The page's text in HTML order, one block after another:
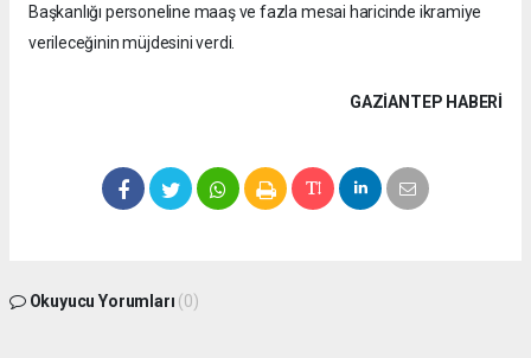
Başkanlığı personeline maaş ve fazla mesai haricinde ikramiye
verileceğinin müjdesini verdi.
GAZIANTEP HABERİ
Okuyucu Yorumları (0)